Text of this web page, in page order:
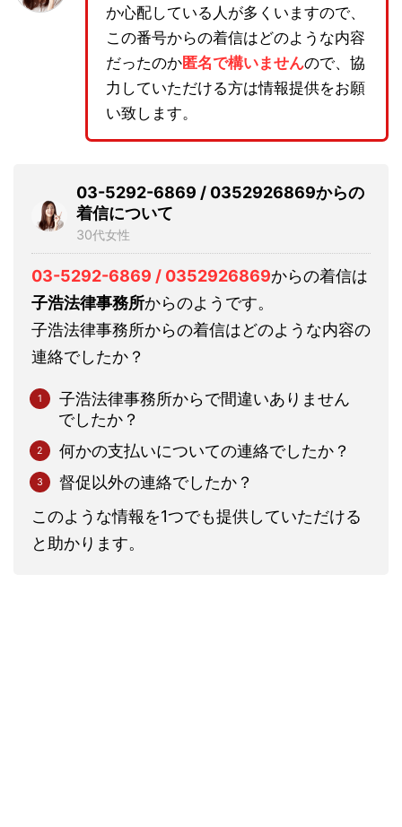
か心配している人が多くいますので、
この番号からの着信はどのような内容
だったのか匿名で構いませんので、協
力していただける方は情報提供をお願
い致します。
03-5292-6869 / 0352926869からの
着信について
30代女性
03-5292-6869 / 0352926869からの着信は
子浩法律事務所からのようです。
子浩法律事務所からの着信はどのような内容の
連絡でしたか？
子浩法律事務所からで間違いありません
でしたか？
何かの支払いについての連絡でしたか？
督促以外の連絡でしたか？
このような情報を1つでも提供していただける
と助かります。